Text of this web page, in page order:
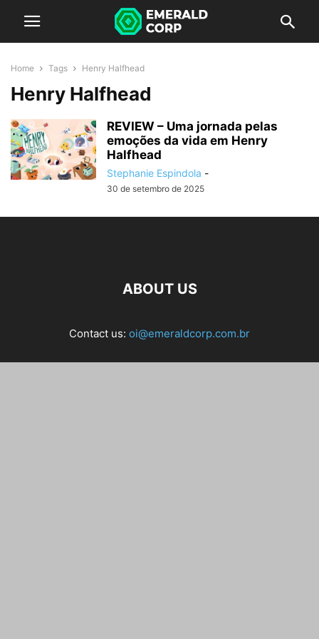
Home Tags Henry Halfhead
Henry Halfhead
REVIEW – Uma jornada pelas
emoções da vida em Henry
Halfhead
Stephanie Espindola -
30 de setembro de 2025
ABOUT US
Contact us: oi@emeraldcorp.com.br